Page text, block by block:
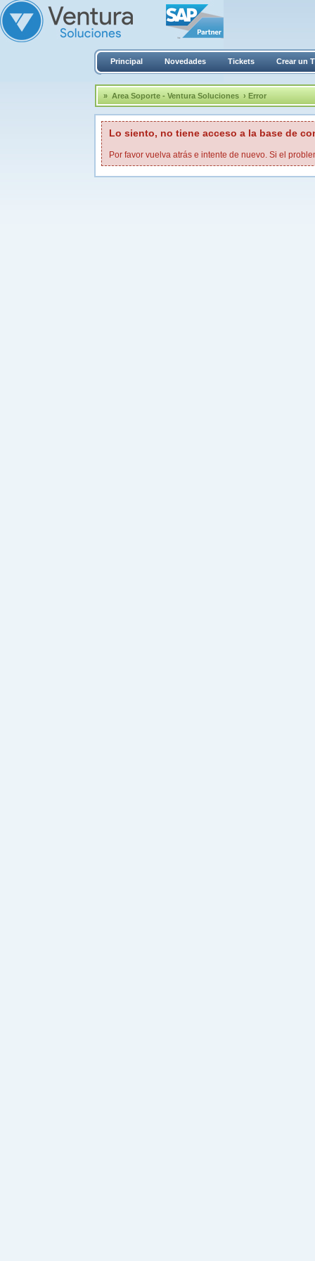
Principal Novedades Tickets Crear un
» Area Soporte - Ventura Soluciones › Error
Lo siento, no tiene acceso a la base de
Por favor vuelva atrás e intente de nuevo. Si el